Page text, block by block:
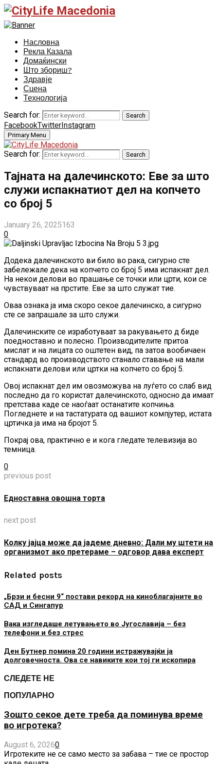
Насловна
Рекла Казала
Домаќински
Што збориш?
Здравје
Сцена
Технологија
Search for:
Search
FacebookTwitterInstagram
Primary Menu
Search for: Search
Тајната на далечинското: Еве за што
служи испакнатиот дел на копчето
со број 5
January 26, 2025163
0
Додека далечинското ви било во рака, сигурно сте
забележале дека на копчето со број 5 има испакнат дел.
На некои делови во прашање се точки или црти, кои се
чувствуваат на прстите. Еве за што служат тие.
Оваа ознака ја има скоро секое далечинско, а сигурно
сте се запрашале за што служи.
Далечинските се изработуваат за ракувањето д биде
поедноставно и полесно. Производителите притоа
мислат и на лицата со оштетен вид, па затоа вообичаен
стандард во производството станало ставање на мали
испакнати делови или цртки на копчето со број 5.
Овој испакнат дел им овозможува на луѓето со слаб вид
последно да го користат далечинското, односно да имаат
претстава каде се наоѓаат останатите копчиња.
Погледнете и на тастатурата од вашиот компјутер, истата
цртичка ја има на бројот 5.
Покрај ова, практично е и кога гледате телевизија во
темница.
0
previous post
Едноставна овошна торта
next post
Колку јајца може да јадеме дневно: Дали му штети на
организмот ако претераме – одговор дава експерт
Related posts
„Брзи и бесни 9“ постави рекорд на киноблагајните во
САД и Сингапур
Вака изгледаше летувањето во Југославија – без
телефони и без стрес
Ден Бутнер помина 20 години истражувајќи ја
долговечноста. Ова се навиките кои тој ги ископира
СЛЕДЕТЕ НЕ
ПОПУЛАРНО
Зошто секое дете треба да поминува време
во игротека?
August 6, 20260
Игротеките не се само место за забава – тие се простор